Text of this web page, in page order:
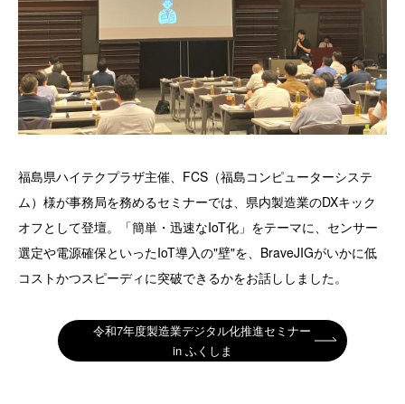
福島県ハイテクプラザ主催、FCS（福島コンピューターシステ
ム）様が事務局を務めるセミナーでは、県内製造業のDXキック
オフとして登壇。「簡単・迅速なIoT化」をテーマに、センサー
選定や電源確保といったIoT導入の"壁"を、BraveJIGがいかに低
コストかつスピーディに突破できるかをお話ししました。
令和7年度製造業デジタル化推進セミナー
in ふくしま